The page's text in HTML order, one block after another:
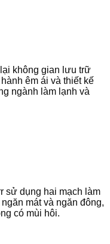
không gian lưu trữ
êm ái và thiết kế
ngành làm lạnh và
sử dụng hai mạch làm
mát và ngăn đông,
có mùi hôi.